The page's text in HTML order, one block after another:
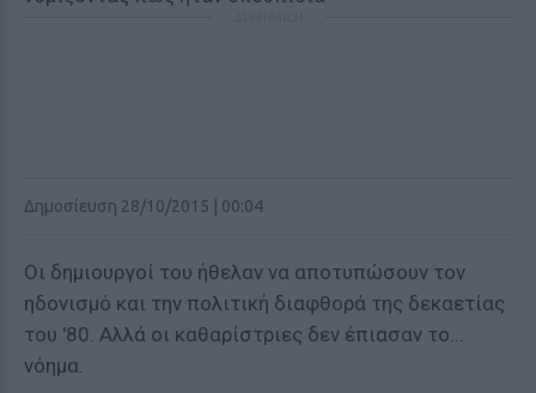
Δημοσίευση 28/10/2015 | 00:04
Οι δημιουργοί του ήθελαν να αποτυπώσουν τον
ηδονισμό και την πολιτική διαφθορά της δεκαετίας
του '80. Αλλά οι καθαρίστριες δεν έπιασαν το...
νόημα.